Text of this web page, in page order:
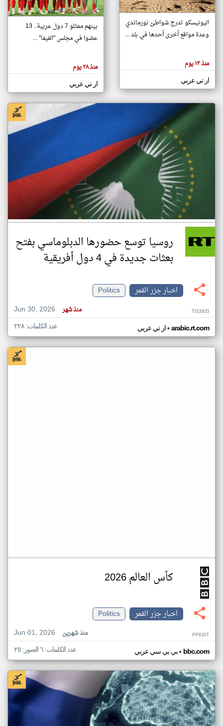
تغيير الدولة
اخبار جزر القمر على مدار الساعة
أهم اخبار جزر القمر العاجلة والمباشرة
هنا عن
وجهة
كاتبيها.
اليونيسكو تدرج شواطئ نورماندي
وعدة مواقع أخرى أحدها في بلد ...
منذ ١٣ يوم
ار تي عربي
بينهم ممثلو 7 دول عربية.. 13
عضوا في مجلس "الفيفا" ...
منذ ٢٨ يوم
ار تي عربي
روسيا توسع حضورها الدبلوماسي بفتح
بعثات جديدة في 4 دول أفريقية
اخبار جزر القمر
Politics
Jun 30, 2026
منذ شهر TG39ZI
ار تي عربي• arabic.rt.com عدد الكلمات: ٢٢٨
كأس العالم 2026
اخبار جزر القمر
Politics
Jun 01, 2026
منذ شهرين PF63IT
بي بي سي عربي• bbc.com عدد الكلمات: ٦ الصور: ٢٥
klyoum.com